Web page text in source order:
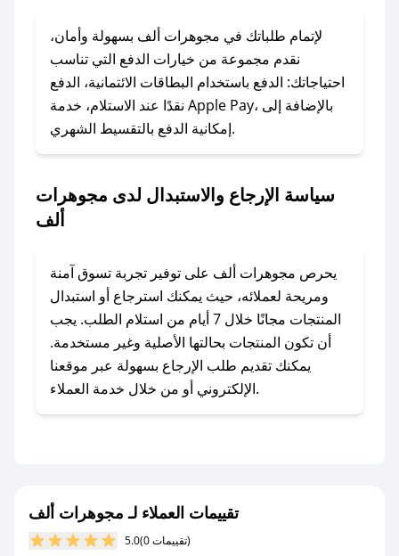
### ماذا أفعل إذا لم يعمل كود الخصم؟
لا تقلق! يمكنك التواصل مع فريق دعم صحصح عبر
الرسائل الخاصة على تويتر أو البريد الإلكتروني،
وسنقوم بحل المشكلة في أسرع وقت ممكن.
### ماذا أفعل إذا لم أجد كود خصم لمتجري
في حال عدم توفر كوبونات لمتجرك المفضل، يمكنك
مراسلتنا مباشرة وسنعمل على توفير الكوبونات في
### كيف تحصل على كوبونات خصم حصرية من
مجوهرات ألف؟
للحصول على كوبونات وخصومات حصرية، قم بما
يلي:
- اضغط على أيقونة متابعة لمتجر مجوهرات ألف في
جديد.
مع صحصح، تسوق بذكاء ووفّر على كل مشترياتك مع
لإتمام طلباتك في مجوهرات ألف بسهولة وأمان،
نقدم مجموعة من خيارات الدفع التي تناسب
احتياجاتك: الدفع باستخدام البطاقات الائتمانية، الدفع
نقدًا عند الاستلام، خدمة Apple Pay، بالإضافة إلى
إمكانية الدفع بالتقسيط الشهري.
سياسة الإرجاع والاستبدال لدى مجوهرات
ألف
يحرص مجوهرات ألف على توفير تجربة تسوق آمنة
ومريحة لعملائه، حيث يمكنك استرجاع أو استبدال
المنتجات مجانًا خلال 7 أيام من استلام الطلب. يجب
أن تكون المنتجات بحالتها الأصلية وغير مستخدمة.
يمكنك تقديم طلب الإرجاع بسهولة عبر موقعنا
الإلكتروني أو من خلال خدمة العملاء.
تقييمات العملاء لـ مجوهرات ألف
5.0 (0 تقييمات)